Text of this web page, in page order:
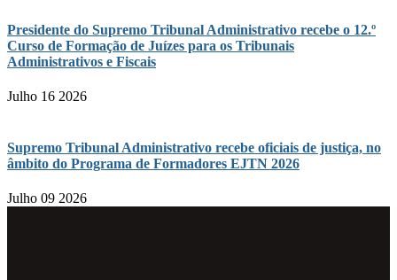
Presidente do Supremo Tribunal Administrativo recebe o 12.º
Curso de Formação de Juízes para os Tribunais
Administrativos e Fiscais
Julho 16 2026
Supremo Tribunal Administrativo recebe oficiais de justiça, no
âmbito do Programa de Formadores EJTN 2026
Julho 09 2026